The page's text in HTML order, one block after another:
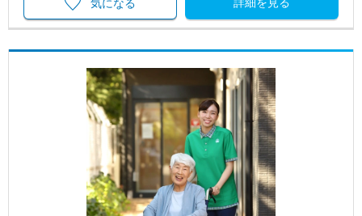
気になる